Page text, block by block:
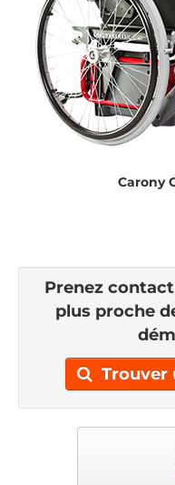
Carony
Prenez
plus proche
Trouver